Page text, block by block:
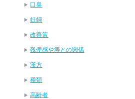
口臭
妊婦
改善策
残便感や痔との関係
漢方
種類
高齢者